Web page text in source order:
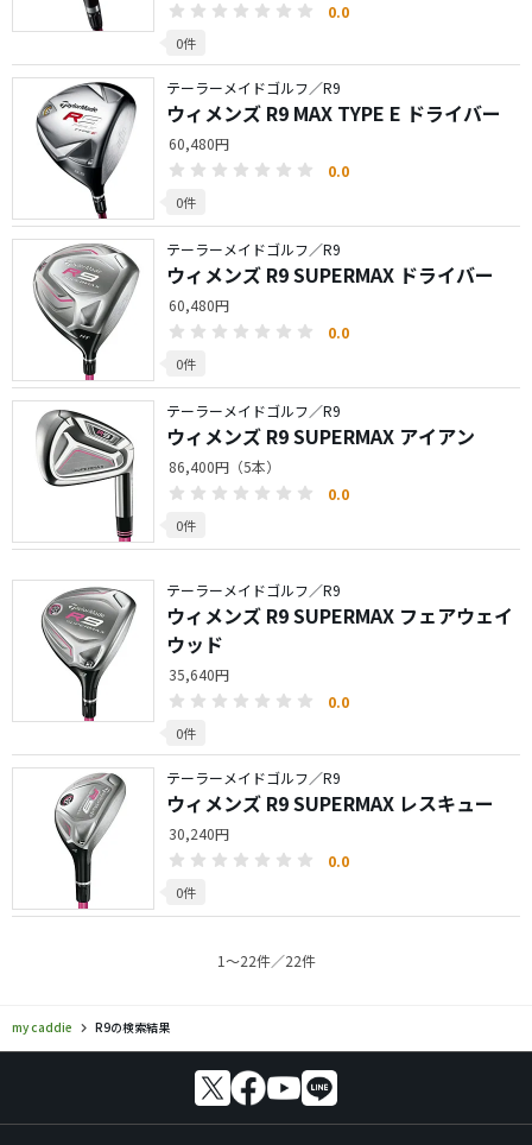
0.0
0件
テーラーメイドゴルフ／R9
ウィメンズ R9 MAX TYPE E ドライバー
60,480円
0.0
0件
テーラーメイドゴルフ／R9
ウィメンズ R9 SUPERMAX ドライバー
60,480円
0.0
0件
テーラーメイドゴルフ／R9
ウィメンズ R9 SUPERMAX アイアン
86,400円（5本）
0.0
0件
テーラーメイドゴルフ／R9
ウィメンズ R9 SUPERMAX フェアウェイ
ウッド
35,640円
0.0
0件
テーラーメイドゴルフ／R9
ウィメンズ R9 SUPERMAX レスキュー
30,240円
0.0
0件
1〜22件／22件
my caddie R9の検索結果